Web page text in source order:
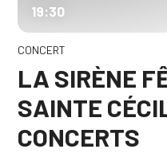
19:30
CONCERT
LA SIRÈNE
SAINTE
CONCERTS